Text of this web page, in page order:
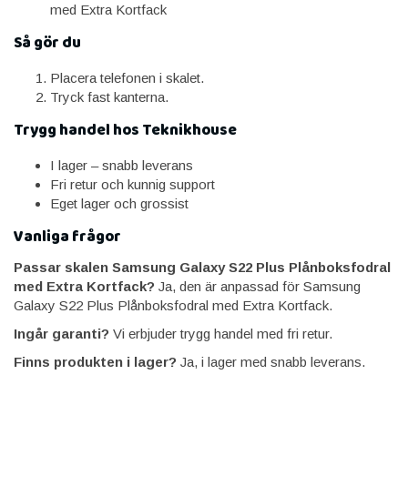
med Extra Kortfack
Så gör du
Placera telefonen i skalet.
Tryck fast kanterna.
Trygg handel hos Teknikhouse
I lager – snabb leverans
Fri retur och kunnig support
Eget lager och grossist
Vanliga frågor
Passar skalen Samsung Galaxy S22 Plus Plånboksfodral
med Extra Kortfack? Ja, den är anpassad för Samsung
Galaxy S22 Plus Plånboksfodral med Extra Kortfack.
Ingår garanti? Vi erbjuder trygg handel med fri retur.
Finns produkten i lager? Ja, i lager med snabb leverans.